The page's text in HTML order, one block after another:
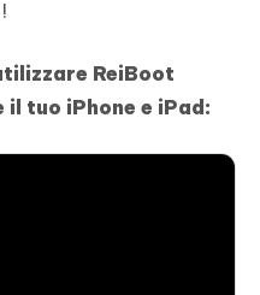
ReiBoot
tuo iPhone e iPad: